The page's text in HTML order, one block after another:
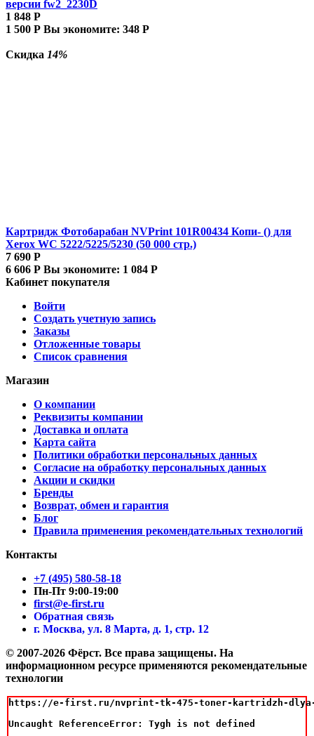
версии fw2_2230D
1 848 Р
1 500 Р Вы экономите: 348 Р
Скидка 14%
Картридж Фотобарабан NVPrint 101R00434 Копи- () для
Xerox WC 5222/5225/5230 (50 000 стр.)
7 690 Р
6 606 Р Вы экономите: 1 084 Р
Кабинет покупателя
Войти
Создать учетную запись
Заказы
Отложенные товары
Список сравнения
Магазин
О компании
Реквизиты компании
Доставка и оплата
Карта сайта
Политики обработки персональных данных
Согласие на обработку персональных данных
Акции и скидки
Бренды
Возврат, обмен и гарантия
Блог
Правила применения рекомендательных технологий
Контакты
+7 (495) 580-58-18
Пн-Пт 9:00-19:00
first@e-first.ru
Обратная связь
г. Москва, ул. 8 Марта, д. 1, стр. 12
© 2007-2026 Фёрст. Все права защищены. На
информационном ресурсе применяются рекомендательные
технологии
https://e-first.ru/nvprint-tk-475-toner-kartridzh-dlya-
Uncaught ReferenceError: Tygh is not defined